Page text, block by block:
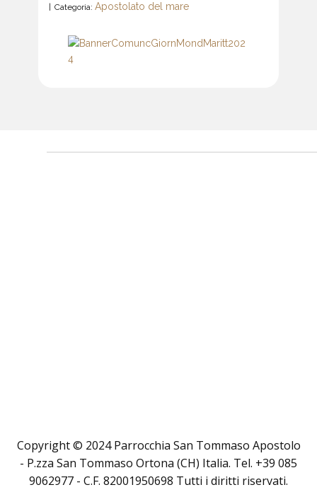
Categoria: Apostolato del mare
Copyright © 2024 Parrocchia San Tommaso Apostolo
- P.zza San Tommaso Ortona (CH) Italia. Tel. +39 085
9062977 - C.F. 82001950698 Tutti i diritti riservati.